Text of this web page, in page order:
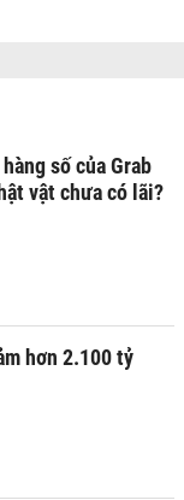
số của Grab
vật chưa có lãi?
hơn 2.100 tỷ